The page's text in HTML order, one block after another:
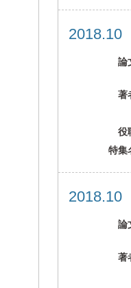
論
著
役
特集
論
著